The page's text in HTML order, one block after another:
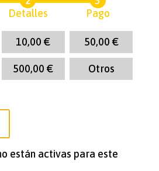
Detalles Pago
10,00€ 50,00 €
500,00€ Otros
están activas para este